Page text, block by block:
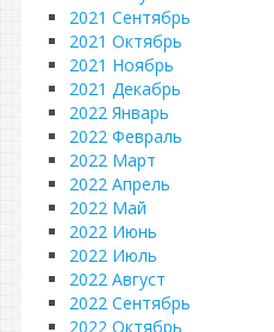
2021 Сентябрь
2021 Октябрь
2021 Ноябрь
2021 Декабрь
2022 Январь
2022 Февраль
2022 Март
2022 Апрель
2022 Май
2022 Июнь
2022 Июль
2022 Август
2022 Сентябрь
2022 Октябрь